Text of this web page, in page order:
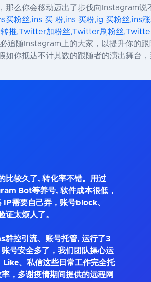
那么你会移动迈出了步伐向Instagram
买粉丝,ins 买 粉,ins 买粉,ig 买粉丝
推,Twitter加粉丝,Twitter刷粉丝
追随Instagram上的大家，以提升你的
如你抵达不计其数的跟随者的演出舞台
比较久了, 转化率不错。用过
Bot等养号, 软件成本很低，
IP需要自己弄，账号block、
证太烦人了。
群控引流、账号托管, 运行了3
号安全多了，我们团队操心运
、私信这些日常工作完全托
，多谢疫情期间提供的远程网